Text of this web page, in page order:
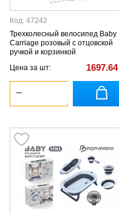
Код: 47242
Трехколесный велосипед Baby
Carriage розовый с отцовской
ручкой и корзинкой
Цена за шт:
1697.64